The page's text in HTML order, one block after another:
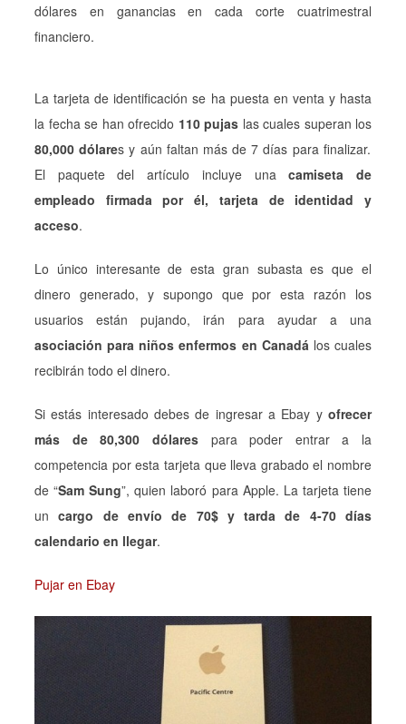
dólares en ganancias en cada corte cuatrimestral
financiero.
La tarjeta de identificación se ha puesta en venta y hasta
la fecha se han ofrecido 110 pujas las cuales superan los
80,000 dólares y aún faltan más de 7 días para finalizar.
El paquete del artículo incluye unacamiseta de
empleado firmada por él, tarjeta de identidad y
acceso.
Lo único interesante de esta gran subasta es que el
dinero generado, y supongo que por esta razón los
usuarios están pujando, irán para ayudar a una
asociación para niños enfermos en Canadá los cuales
recibirán todo el dinero.
Si estás interesado debes de ingresar a Ebay y ofrecer
más de 80,300 dólarespara poder entrar a la
competencia por esta tarjeta que lleva grabado el nombre
de “Sam Sung”, quien laboró para Apple. La tarjeta tiene
uncargo de envío de 70$ y tarda de 4-70 días
calendario en llegar.
Pujar en Ebay